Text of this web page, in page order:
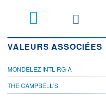
VALEURS ASSOCIÉES
MONDELEZ INTL RG-A
THE CAMPBELL'S